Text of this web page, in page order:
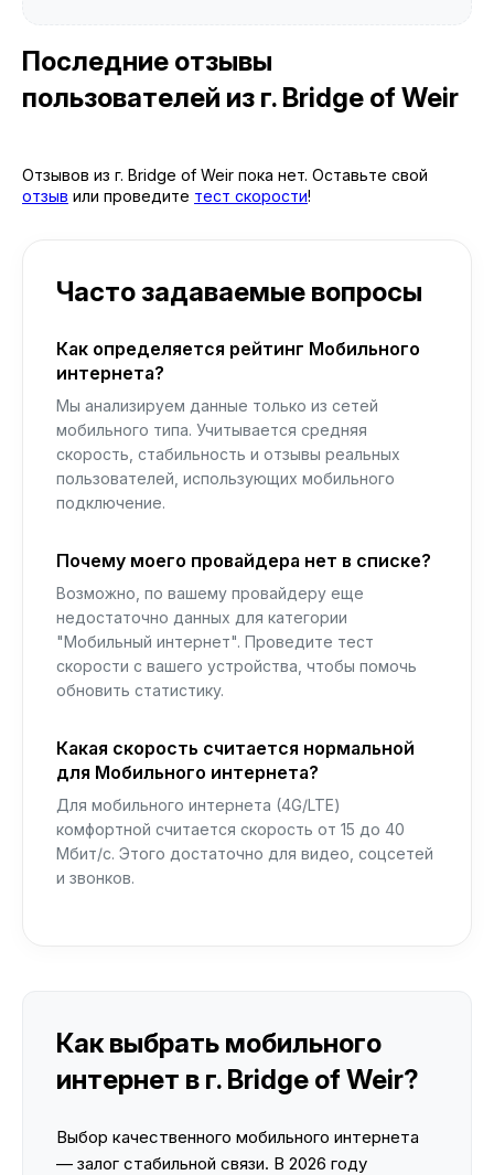
Последние отзывы
пользователей из г. Bridge of Weir
Отзывов из г. Bridge of Weir пока нет. Оставьте свой
отзыв или проведите тест скорости!
Часто задаваемые вопросы
Как определяется рейтинг Мобильного
интернета?
Мы анализируем данные только из сетей
мобильного типа. Учитывается средняя
скорость, стабильность и отзывы реальных
пользователей, использующих мобильного
подключение.
Почему моего провайдера нет в списке?
Возможно, по вашему провайдеру еще
недостаточно данных для категории
"Мобильный интернет". Проведите тест
скорости с вашего устройства, чтобы помочь
обновить статистику.
Какая скорость считается нормальной
для Мобильного интернета?
Для мобильного интернета (4G/LTE)
комфортной считается скорость от 15 до 40
Мбит/с. Этого достаточно для видео, соцсетей
и звонков.
Как выбрать мобильного
интернет в г. Bridge of Weir?
Выбор качественного мобильного интернета
— залог стабильной связи. В 2026 году